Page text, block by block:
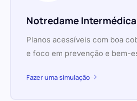
Notredame Intermédica
Planos acessíveis com boa
e foco em prevenção e bem-
Fazer uma simulação